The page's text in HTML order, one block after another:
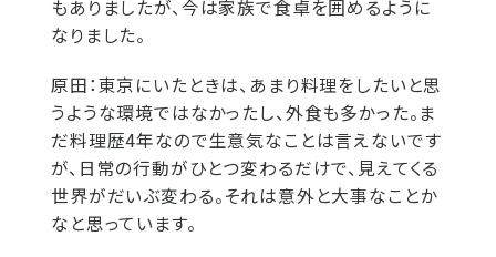
もありましたが、今は家族で食卓を囲めるように
なりました。
原田：東京にいたときは、あまり料理をしたいと思
うような環境ではなかったし、外食も多かった。ま
だ料理歴4年なので生意気なことは言えないです
が、日常の行動がひとつ変わるだけで、見えてくる
世界がだいぶ変わる。それは意外と大事なことか
なと思っています。